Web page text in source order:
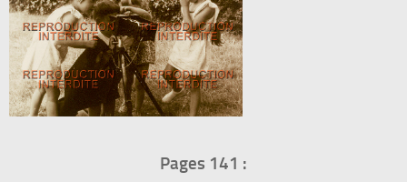
Pages 141 :